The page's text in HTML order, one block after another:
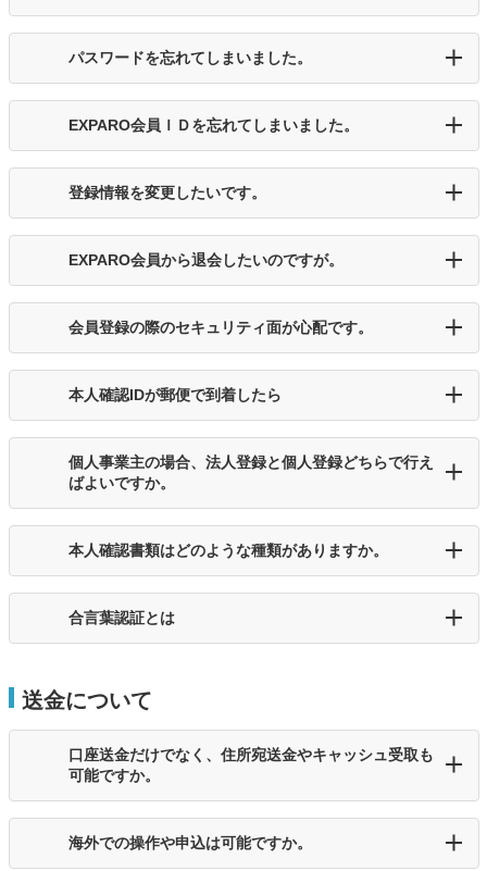
パスワードを忘れてしまいました。
EXPARO会員ＩＤを忘れてしまいました。
登録情報を変更したいです。
EXPARO会員から退会したいのですが。
会員登録の際のセキュリティ面が心配です。
本人確認IDが郵便で到着したら
個人事業主の場合、法人登録と個人登録どちらで行え
ばよいですか。
本人確認書類はどのような種類がありますか。
合言葉認証とは
送金について
口座送金だけでなく、住所宛送金やキャッシュ受取も
可能ですか。
海外での操作や申込は可能ですか。